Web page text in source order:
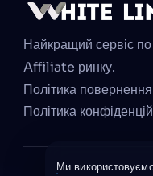
Ми
Найкращий сервіс
Affiliate ринку.
Політика повернення
Політика